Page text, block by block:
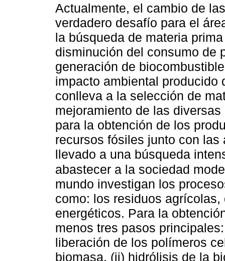
Actualmente, el cambio de
verdadero desafío para el
la búsqueda de materia
disminución del consumo de
generación de
impacto ambiental producido
conlleva a la selección de
mejoramiento de las
para la obtención de los
recursos fósiles junto con
llevado a una búsqueda
abastecer a la sociedad
mundo investigan los
como: los residuos
energéticos. Para la
menos tres pasos
liberación de los polímeros
biomasa, (ii) hidrólisis de la